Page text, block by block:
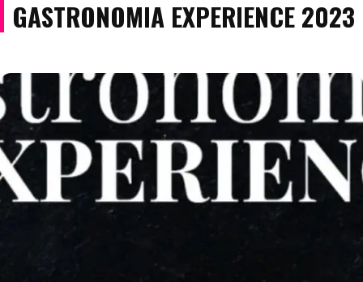
GASTRONOMIA EXPERIENCE 2023